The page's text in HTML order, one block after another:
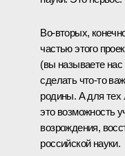
Во‑вторых,
частью этого
(вы называете нас
сделать что‑то
родины. А для тех
это возможность
возрождения,
российской науки.